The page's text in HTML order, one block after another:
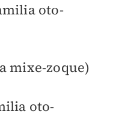
oto-
mixe-zoque)
oto-